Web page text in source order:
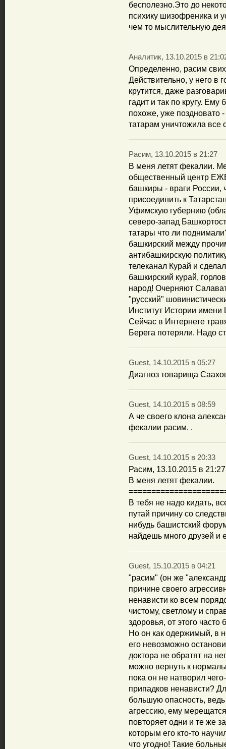
бесполезно.Это до
психику шизофреника и
чем то мыслительную
Аналитик, 13.10.2015 в
Определенно, расим
Действительно, у него в
крутится, даже
гадит и так по кругу.
похоже, уже поздновато
татарам уничтожила все
Расим, 13.10.2015 в 21:27
В меня летят фекалии.
общественный центр
башкиры - враги России,
присоединить к
Уфимскую губернию
северо-запад
татары что ли
башкирский между
антибашкирскую
телеканал Курай и
башкирский курай,
народ! Очерняют
"русский"
Институт Истории
Сейчас в Интернете
Берега потеряли. Надо
Guest, 14.10.2015 в 05:27
Диагноз товарища
Guest, 14.10.2015 в 08:59
А че своего клона
фекалии расим. .
Guest, 14.10.2015 в 20:33
Расим, 13.10.2015 в 21:27
В меня летят фекалии.
В тебя не надо кидать,
путай причину со
нибудь башистский
найдешь много друзей
Guest, 15.10.2015 в 04:21
"расим" (он же
причине своего
ненависти ко всем
чистому, светлому и
здоровья, от этого
Но он как одержимый, в
его невозможно
доктора не обратят на
можно вернуть к
пока он не натворил
припадков ненависти?
большую опасность,
агрессию, ему
повторяет одни и те же
которым его кто-то
что угодно! Такие